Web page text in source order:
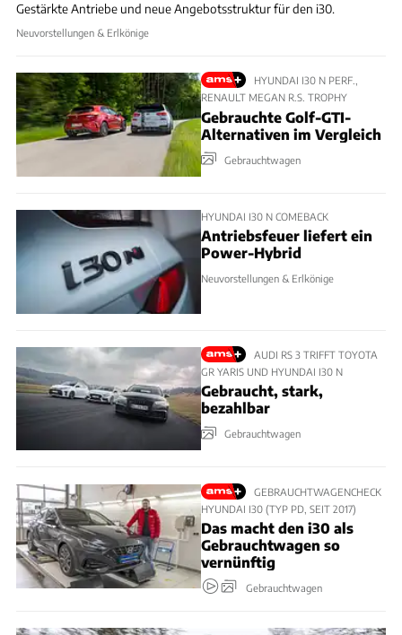
Gestärkte Antriebe und neue Angebotsstruktur für den i30.
Neuvorstellungen & Erlkönige
HYUNDAI I30 N PERF.,
RENAULT MEGAN R.S. TROPHY
Gebrauchte Golf-GTI-
Alternativen im Vergleich
Gebrauchtwagen
HYUNDAI I30 N COMEBACK
Antriebsfeuer liefert ein
Power-Hybrid
Neuvorstellungen & Erlkönige
AUDI RS 3 TRIFFT TOYOTA
GR YARIS UND HYUNDAI I30 N
Gebraucht, stark,
bezahlbar
Gebrauchtwagen
GEBRAUCHTWAGENCHECK
HYUNDAI I30 (TYP PD, SEIT 2017)
Das macht den i30 als
Gebrauchtwagen so
vernünftig
Gebrauchtwagen